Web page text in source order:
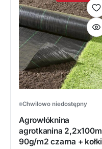
Chwilowo niedostępny
Agrowłóknina
agrotkanina 2,2x100m
90g/m2 czarna + kołki